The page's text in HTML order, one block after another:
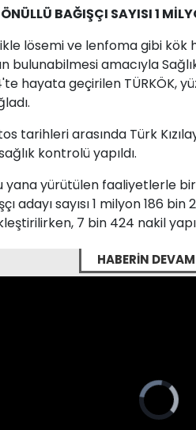
BAĞIŞÇI SAYISI 1
lösemi ve lenfoma gibi
bulunabilmesi amacıyla
hayata geçirilen TÜRKÖK,
tarihleri arasında Türk
kontrolü yapıldı.
yana yürütülen faaliyetlerle
adayı sayısı 1 milyon 186
7 bin 424 nakil
HABERİN
Video
Player
is
loading.